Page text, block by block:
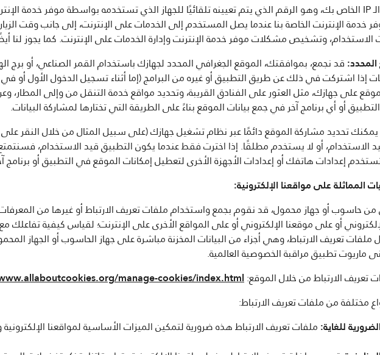
الإنترنت الخاصة بنا عندما يصل المستخدم إلى الخدمات على الإنترنت، إلى جانب وقت
قد نجمع، بموافقتك، الموقع الجغرافي المحدد لجهازك باستخدام القمر الصناعي، أو برج
إذا اشتركت في ذلك عن طريق التطبيق أو غيره من البرامج (إما أثناء تسجيل الدخول الأول
على جهازك، مثل العثور على الفنادق القريبة، وتحديد مواقع خدمة التنقل من وإلى المطار،
أو أي برنامج آخر في جمع بيانات الموقع بناءً على الطريقة التي تختارها لمشاركة البيانات.
يمكنك تحديد مشاركة الموقع دائمًا عبر نظام تشغيل جهازك (على سبيل المثال من خلال النقر على
الاستخدام، أو لا يستخدم مطلقًا. إذا اخترت فقط عندما يكون التطبيق قيد الاستخدام،
إعدادات هاتفك أو إعدادات الأجهزة الأخرى لتعطيل إمكانات الموقع في التطبيق أو برنامج
المماثلة على مواقعنا الإلكترونية:
من حاسوب أو جهاز محمول، قد نقوم بجمع واستخدام ملفات تعريف الارتباط أو غيرها من
الإلكتروني أو على موقعنا الإلكتروني أو على المواقع الأخرى على الإنترنت؛ لقياس كيفية
تعريف الارتباط، وهي أجزاء من البيانات المخزنة مباشرة على جهاز الحاسوب أو الجهاز
ماريوت تطبيق مراقبة الخصوصية العالمية.
تعريف الارتباط من خلال الموقع:manage-cookies/index.html
مختلفة من ملفات تعريف الارتباط:
للغاية: ملفات تعريف الارتباط هذه ضرورية لتمكين الميزات الأساسية لمواقعنا